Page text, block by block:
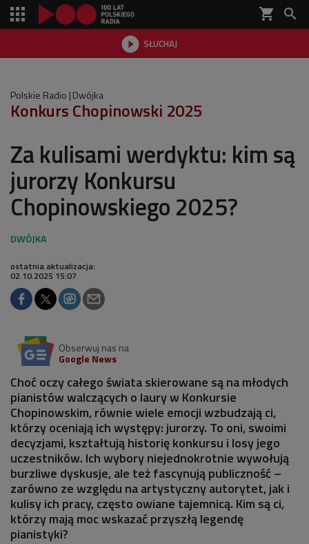
shopping_cart 
 SŁUCHAJ

Polskie Radio Dwójka
Konkurs Chopinowski 2025
Za kulisami werdyktu: kim są
jurorzy Konkursu
Chopinowskiego 2025?
ostatnia aktualizacja:
02.10.2025 15:07
Obserwuj nas na
Google News
Choć oczy całego świata skierowane są na młodych
pianistów walczących o laury w Konkursie
Chopinowskim, równie wiele emocji wzbudzają ci,
którzy oceniają ich występy: jurorzy. To oni, swoimi
decyzjami, kształtują historię konkursu i losy jego
uczestników. Ich wybory niejednokrotnie wywołują
burzliwe dyskusje, ale też fascynują publiczność –
zarówno ze względu na artystyczny autorytet, jak i
kulisy ich pracy, często owiane tajemnicą. Kim są ci,
którzy mają moc wskazać przyszłą legendę
pianistyki?